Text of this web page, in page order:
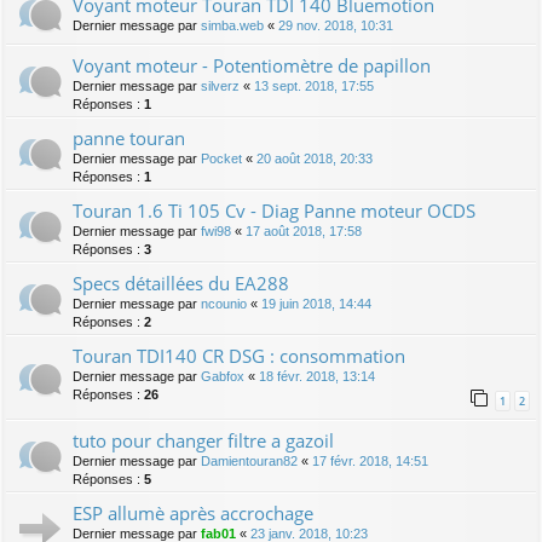
Voyant moteur Touran TDI 140 Bluemotion
Dernier message par simba.web « 29 nov. 2018, 10:31
Voyant moteur - Potentiomètre de papillon
Dernier message par silverz « 13 sept. 2018, 17:55
Réponses : 1
panne touran
Dernier message par Pocket « 20 août 2018, 20:33
Réponses : 1
Touran 1.6 Ti 105 Cv - Diag Panne moteur OCDS
Dernier message par fwi98 « 17 août 2018, 17:58
Réponses : 3
Specs détaillées du EA288
Dernier message par ncounio « 19 juin 2018, 14:44
Réponses : 2
Touran TDI140 CR DSG : consommation
Dernier message par Gabfox « 18 févr. 2018, 13:14
Réponses : 26 1 2
tuto pour changer filtre a gazoil
Dernier message par Damientouran82 « 17 févr. 2018, 14:51
Réponses : 5
ESP allumè après accrochage
Dernier message par fab01 « 23 janv. 2018, 10:23